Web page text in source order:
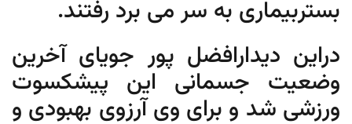
بستربیماری به سر می برد رفتند.
دراین دیدارافضل پور جویای آخرین
وضعیت جسمانی این پیشکسوت
ورزشی شد و برای وی آرزوی بهبودی و